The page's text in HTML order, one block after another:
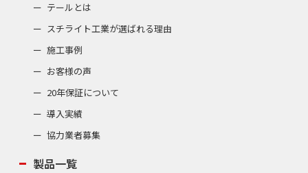
テールとは
スチライト工業が選ばれる理由
施工事例
お客様の声
20年保証について
導入実績
協力業者募集
製品一覧